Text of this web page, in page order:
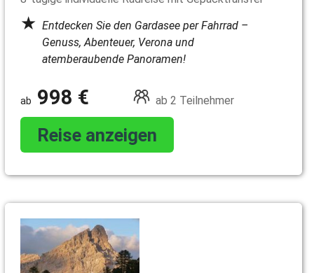
Entdecken Sie den Gardasee per Fahrrad –
Genuss, Abenteuer, Verona und
atemberaubende Panoramen!
998 € ab 2 Teilnehmer
Reise anzeigen